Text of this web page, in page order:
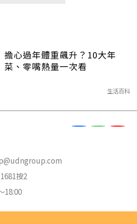
擔心過年體重飆升？10大年
菜、零嘴熱量一次看
生活百科
按2
18:00